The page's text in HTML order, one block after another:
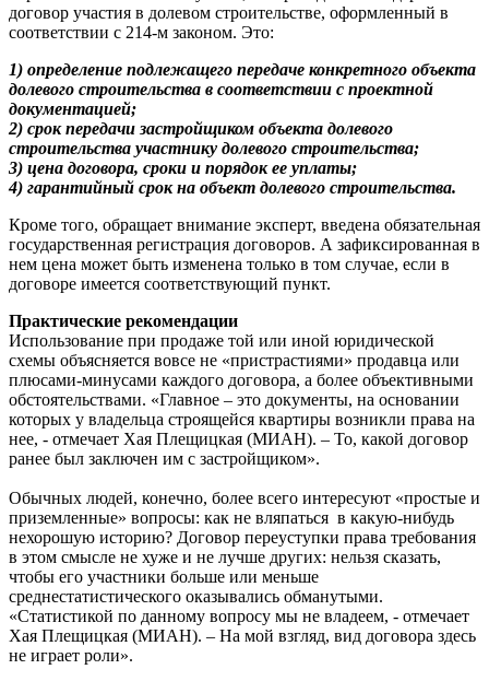
договор участия в долевом строительстве, оформленный в
соответствии с 214-м законом. Это:
1) определение подлежащего передаче конкретного объекта
долевого строительства в соответствии с проектной
документацией;
2) срок передачи застройщиком объекта долевого
строительства участнику долевого строительства;
3) цена договора, сроки и порядок ее уплаты;
4) гарантийный срок на объект долевого строительства.
Кроме того, обращает внимание эксперт, введена обязательная
государственная регистрация договоров. А зафиксированная в
нем цена может быть изменена только в том случае, если в
договоре имеется соответствующий пункт.
Практические рекомендации
Использование при продаже той или иной юридической
схемы объясняется вовсе не «пристрастиями» продавца или
плюсами-минусами каждого договора, а более объективными
обстоятельствами. «Главное – это документы, на основании
которых у владельца строящейся квартиры возникли права на
нее, - отмечает Хая Плещицкая (МИАН). – То, какой договор
ранее был заключен им с застройщиком».
Обычных людей, конечно, более всего интересуют «простые и
приземленные» вопросы: как не вляпаться в какую-нибудь
нехорошую историю? Договор переуступки права требования
в этом смысле не хуже и не лучше других: нельзя сказать,
чтобы его участники больше или меньше
среднестатистического оказывались обманутыми.
«Статистикой по данному вопросу мы не владеем, - отмечает
Хая Плещицкая (МИАН). – На мой взгляд, вид договора здесь
не играет роли».